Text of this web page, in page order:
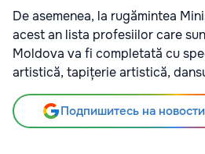
De asemenea, la rugămintea
acest an lista profesiilor care
Moldova va fi completată cu
artistică, tapițerie artistică,
Подпишитесь на